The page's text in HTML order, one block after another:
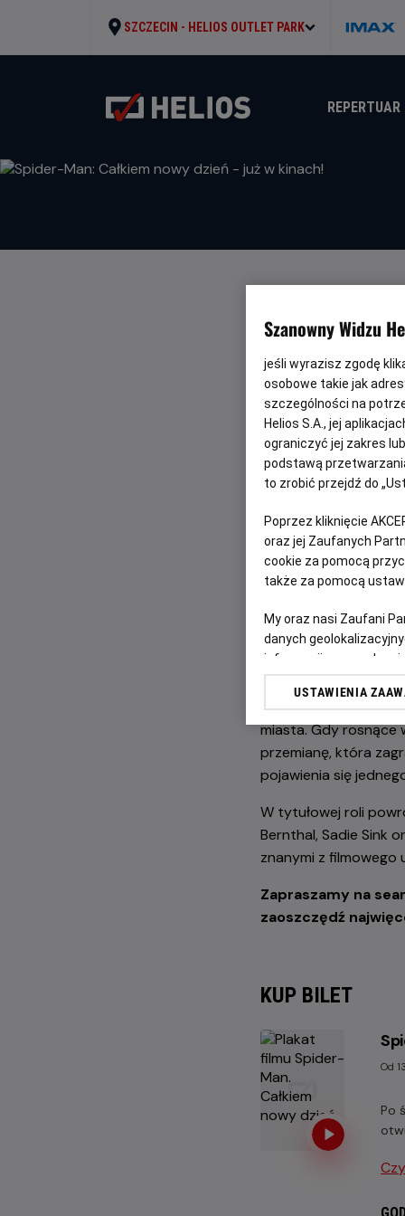
SZCZECIN - HELIOS OUTLET PARK
REPERTUAR
SPIDER-
WRÓĆ DO
Dołącz do Spider-
kontynuację z
Po światowym
zupełnie nowy
żyjącym samotnie -
Walcząc z
miasta. Gdy rosnące
przemianę, która
pojawienia się
W tytułowej roli
Bernthal, Sadie Sink
znanymi z filmowego
Zapraszamy na
zaoszczędź
KUP BILET
Od
Po
Szanowny Widzu
jeśli wyrazisz zgodę
osobowe takie jak
szczególności na
Helios S.A., jej
ograniczyć jej zakres
podstawą
to zrobić przejdź do
Poprzez kliknięcie
oraz jej Zaufanych
cookie za pomocą
także za pomocą
My oraz nasi Zaufani
danych
informacji na
odbiorców i ulepszanie
USTAWIENIA